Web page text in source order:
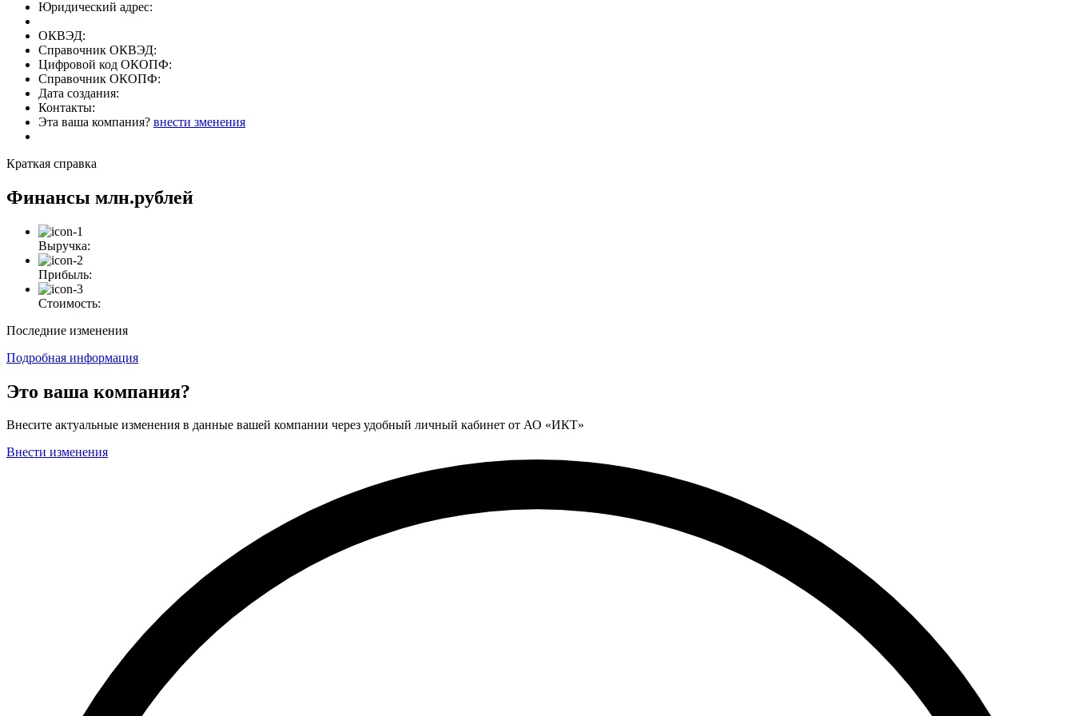
Юридический адрес:
ОКВЭД:
Справочник ОКВЭД:
Цифровой код ОКОПФ:
Справочник ОКОПФ:
Дата создания:
Контакты:
Эта ваша компания? внести зменения
Краткая справка
Финансы млн.рублей
Выручка:
Прибыль:
Стоимость:
Последние изменения
Подробная информация
Это ваша компания?
Внесите актуальные изменения в данные вашей компании через удобный личный кабинет от АО «ИКТ»
Внести изменения